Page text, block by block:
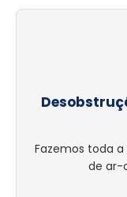
Fazemos toda
de ar-